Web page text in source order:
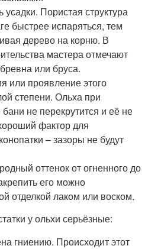
Пористая структура
быстрее испаряться, тем
дерево на корню. В
мастера отмечают
или бруса.
или проявление этого
степени. Ольха при
бани не перекрутится и её не
фактор для
– зазоры не будут
оттенок от огненного до
его можно
отделкой лаком или воском.
у ольхи серьёзные:
гниению. Происходит этот